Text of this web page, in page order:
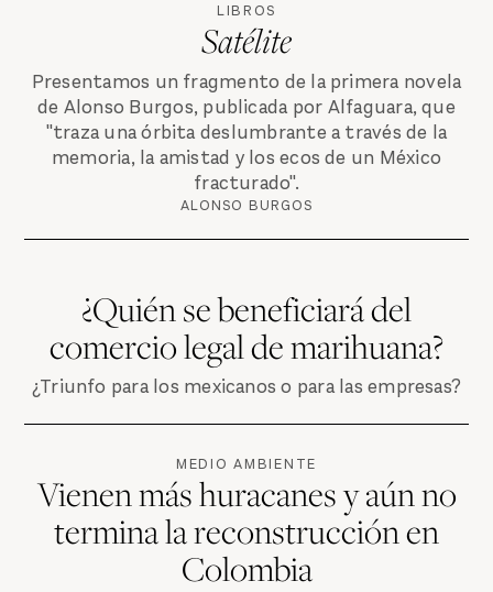
LIBROS
Satélite
Presentamos un fragmento de la primera novela
de Alonso Burgos, publicada por Alfaguara, que
"traza una órbita deslumbrante a través de la
memoria, la amistad y los ecos de un México
fracturado".
ALONSO BURGOS
¿Quién se beneficiará del
comercio legal de marihuana?
¿Triunfo para los mexicanos o para las empresas?
MEDIO AMBIENTE
Vienen más huracanes y aún no
termina la reconstrucción en
Colombia